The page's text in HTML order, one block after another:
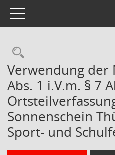
Toggle navigation
Verwendung der
Abs. 1 i.V.m. § 7
Sonnenschein
Sport- und